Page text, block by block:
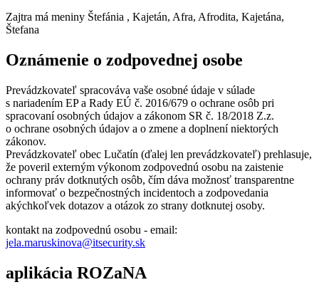
Zajtra má meniny Štefánia , Kajetán, Afra, Afrodita, Kajetána,
Štefana
Oznámenie o zodpovednej osobe
Prevádzkovateľ spracováva vaše osobné údaje v súlade
s nariadením EP a Rady EÚ č. 2016/679 o ochrane osôb pri
spracovaní osobných údajov a zákonom SR č. 18/2018 Z.z.
o ochrane osobných údajov a o zmene a doplnení niektorých
zákonov.
Prevádzkovateľ obec Lučatín (ďalej len prevádzkovateľ) prehlasuje,
že poveril externým výkonom zodpovednú osobu na zaistenie
ochrany práv dotknutých osôb, čím dáva možnosť transparentne
informovať o bezpečnostných incidentoch a zodpovedania
akýchkoľvek dotazov a otázok zo strany dotknutej osoby.
kontakt na zodpovednú osobu - email:
jela.maruskinova@itsecurity.sk
aplikácia ROZaNA